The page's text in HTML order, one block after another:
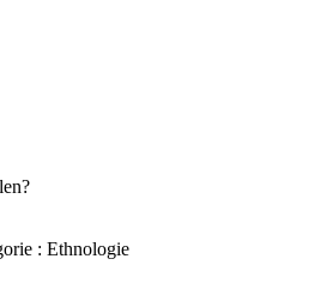
: Ethnologie